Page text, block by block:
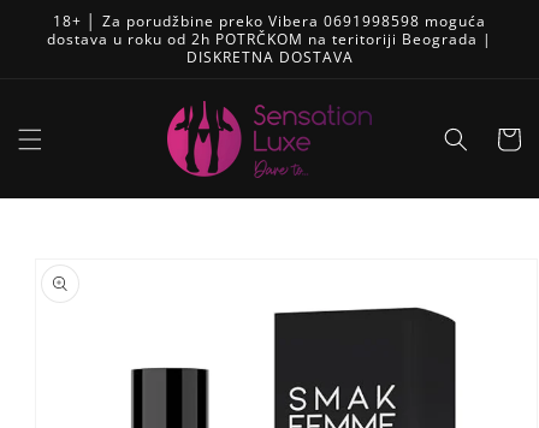
na
sadržaj
18+ │ Za porudžbine preko Vibera 0691998598 moguća
dostava u roku od 2h POTRČKOM na teritoriji Beograda |
DISKRETNA DOSTAVA
Korpa
information